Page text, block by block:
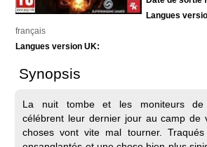
Langues
français
Langues version UK:
Synopsis
La nuit tombe et les moniteurs de
célébrent leur dernier jour au camp de
choses vont vite mal tourner.